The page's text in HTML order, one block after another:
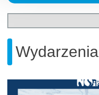
Wydarzenia